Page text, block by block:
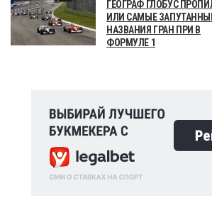
ГЕОГРАФ ГЛОБУС
ИЛИ САМЫЕ
НАЗВАНИЯ ГРАН ПРИ В
ФОРМУЛЕ 1